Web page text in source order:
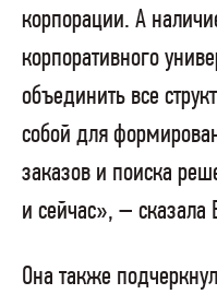
корпорации. А
корпоративного
объединить все
собой для
заказов и поиска
и сейчас», – сказала
Она также